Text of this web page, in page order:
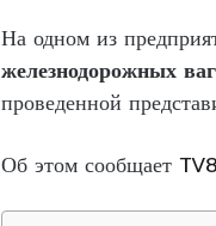
На одном из
железнодорожных
проведенной
Об этом сообщает TV8